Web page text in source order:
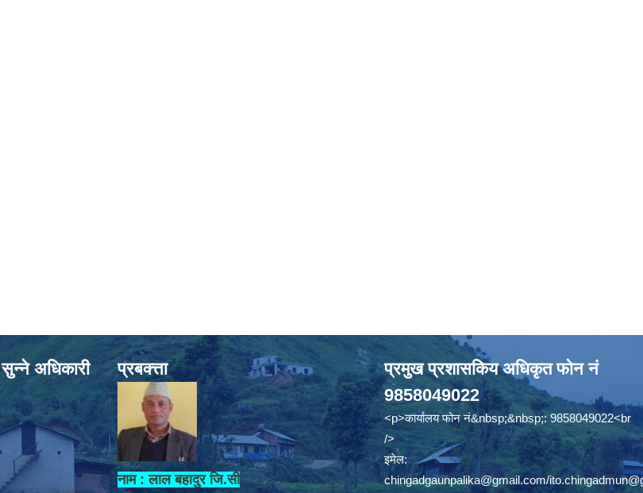
अधिकारी प्रबक्त्ता
नाम : लाल बहादुर जि.सी
प्रमुख प्रशासकिय अधिकृत फोन नं
9858049022
<p>कार्यालय फोन नं&nbsp;&nbsp;: 9858049022<br
/>
इमेल:
chingadgaunpalika@gmail.com/